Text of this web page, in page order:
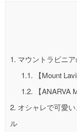
1. マウントラビニ
1.1. 【Mount
1.2. 【ANARVA
2. オシャレで可愛
ル